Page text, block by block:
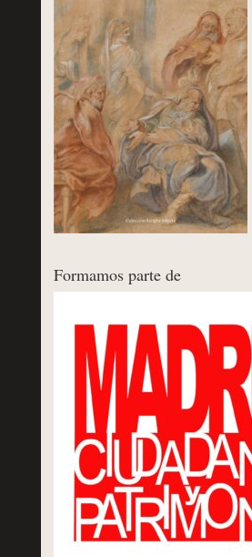
Formamos parte de